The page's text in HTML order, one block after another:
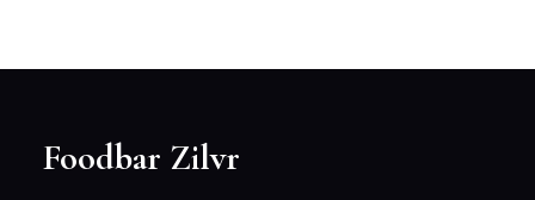
Foodbar Zilvr